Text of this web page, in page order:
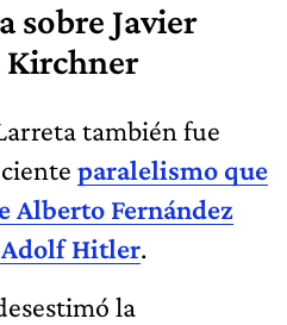
sobre Javier
también fue
paralelismo que
Alberto Fernández
Hitler.
la